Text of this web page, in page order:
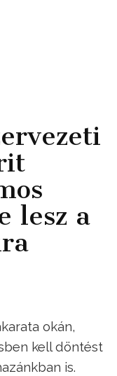
lesz a
okán,
kell döntést
is.